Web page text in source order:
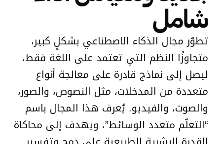
شامل
تطوّر مجال الذكاء الاصطناعي بشكلٍ كبير،
متجاوزًا النظم التي تعتمد على اللغة فقط،
ليصل إلى نماذج قادرة على معالجة أنواع
متعددة من المدخلات، مثل النصوص، والصور،
والصوت، والفيديو. يُعرف هذا المجال باسم
“التعلّم متعدد الوسائط”، ويهدف إلى محاكاة